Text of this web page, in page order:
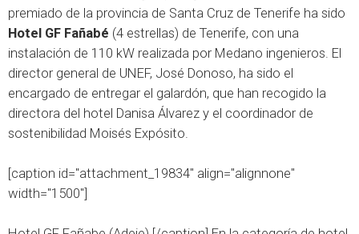
premiado de la provincia de Santa Cruz de Tenerife ha sido
Hotel GF Fañabé (4 estrellas) de Tenerife, con una
instalación de 110 kW realizada por Medano ingenieros. El
director general de UNEF, José Donoso, ha sido el
encargado de entregar el galardón, que han recogido la
directora del hotel Danisa Álvarez y el coordinador de
sostenibilidad Moisés Expósito.
[caption id="attachment_19834" align="alignnone"
width="1500"]